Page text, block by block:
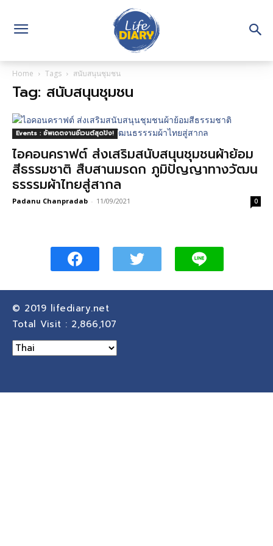
Home Tags สนับสนุนชุมชน
Tag: สนับสนุนชุมชน
Events : อัพเดตงานอีเวนต์สุดปัง!
ไอคอนคราฟต์ ส่งเสริมสนับสนุนชุมชนผ้าย้อม
สีธรรมชาติ สืบสานมรดก ภูมิปัญญาทางวัฒน
ธรรรมผ้าไทยสู่สากล
Padanu Chanpradab - 11/09/2021 0
© 2019 lifediary.net
Total Visit : 2,866,107